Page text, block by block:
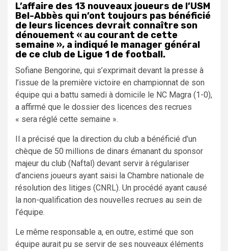
L’affaire des 13 nouveaux joueurs de l’USM
Bel-Abbès qui n’ont toujours pas bénéficié
de leurs licences devrait connaître son
dénouement « au courant de cette
semaine », a indiqué le manager général
de ce club de Ligue 1 de football.
Sofiane Bengorine, qui s’exprimait devant la presse à
l’issue de la première victoire en championnat de son
équipe qui a battu samedi à domicile le NC Magra (1-0),
a affirmé que le dossier des licences des recrues
« sera réglé cette semaine ».
Il a précisé que la direction du club a bénéficié d’un
chèque de 50 millions de dinars émanant du sponsor
majeur du club (Naftal) devant servir à régulariser
d’anciens joueurs ayant saisi la Chambre nationale de
résolution des litiges (CNRL). Un procédé ayant causé
la non-qualification des nouvelles recrues au sein de
l’équipe.
Le même responsable a, en outre, estimé que son
équipe aurait pu se servir de ses nouveaux éléments